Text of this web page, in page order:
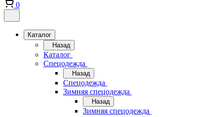
0
Каталог
Назад
Каталог
Спецодежда
Назад
Спецодежда
Зимняя спецодежда
Назад
Зимняя спецодежда